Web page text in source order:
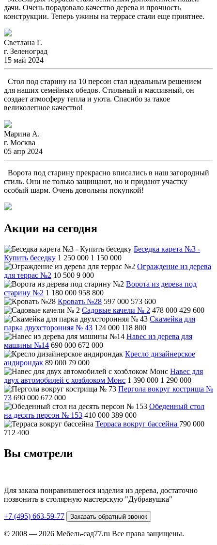
дачи. Очень порадовало качество дерева и прочность
конструкции. Теперь ужины на террасе стали еще приятнее.
Светлана Г.
г. Зеленоград
15 май 2024
Стол под старину на 10 персон стал идеальным решением
для наших семейных обедов. Стильный и массивный, он
создает атмосферу тепла и уюта. Спасибо за такое
великолепное качество!
Марина А.
г. Москва
05 апр 2024
Ворота под старину прекрасно вписались в наш загородный
стиль. Они не только защищают, но и придают участку
особый шарм. Очень довольны покупкой!
Акции на сегодня
Беседка карета №3 -
Купить беседку 1 250 000 1 150 000
Ограждение из дерева
для террас №2 10 500 9 000
Ворота из дерева под
старину №2 1 180 000 958 800
Кровать №28 597 000 573 600
Садовые качели № 2 478 000 429 600
Скамейка для
парка двухсторонняя № 43 124 000 118 800
Навес из дерева для
машины №14 690 000 672 000
Кресло дизайнерское
андирондак 89 000 79 000
Навес для
двух автомобилей с хозблоком Монс 1 390 000 1 290 000
Пергола вокруг кострища №
73 690 000 672 000
Обеденный стол
на десять персон № 153 410 000 389 000
Терраса вокруг бассейна 790 000
712 400
Вы смотрели
Для заказа понравившегося изделия из дерева, достаточно
позвонить в столярную мастерскую "Дубравушка"
+7 (495) 663-59-77 Заказать обратный звонок
© 2008 — 2026 Мебель-сад77.ru Все права защищены.